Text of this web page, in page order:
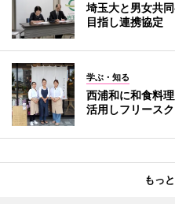
埼玉大と男女共
目指し連携協定
学ぶ・知る
西浦和に和食料
活用しフリース
もっ